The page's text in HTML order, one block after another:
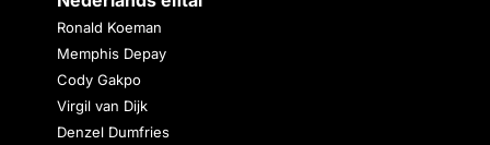
Ronald Koeman
Memphis Depay
Cody Gakpo
Virgil van Dijk
Denzel Dumfries